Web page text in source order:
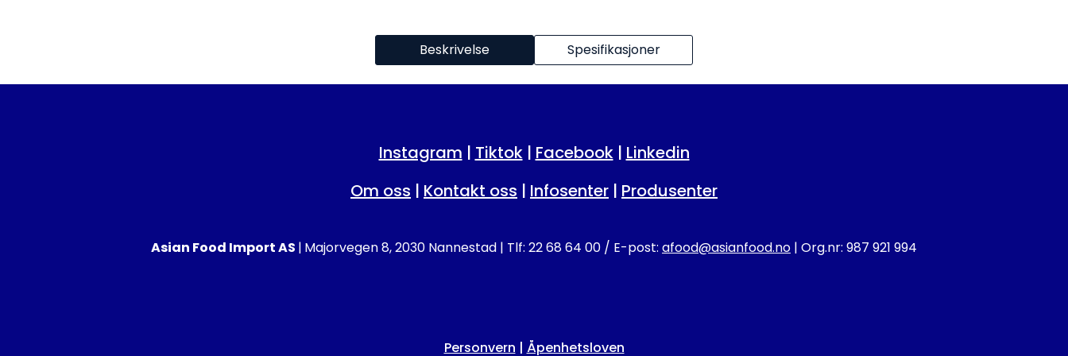
Beskrivelse Spesifikasjoner
Instagram | Tiktok| Facebook| Linkedin
Om oss | Kontakt oss | Infosenter | Produsenter
Asian Food Import AS | Majorvegen 8, 2030 Nannestad | Tlf: 22 68 64 00 / E-post: afood@asianfood.no | Org.nr: 987 921 994
Personvern | Åpenhetsloven